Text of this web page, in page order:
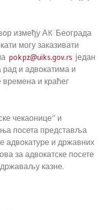
између АK Београда
могу заказивати
pokpz@uiks.gov.rs један
и адвокатима и
и краћег
чекаонице“ и
посета представља
адвокатуре и државних
за адвокатске посете
казне.